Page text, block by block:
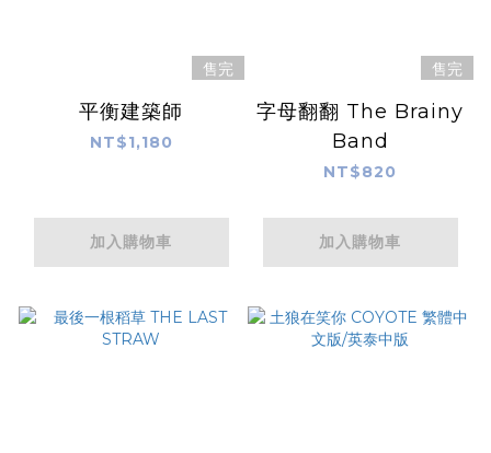
售完
平衡建築師
NT$1,180
加入購物車
售完
字母翻翻 The Brainy
Band
NT$820
加入購物車